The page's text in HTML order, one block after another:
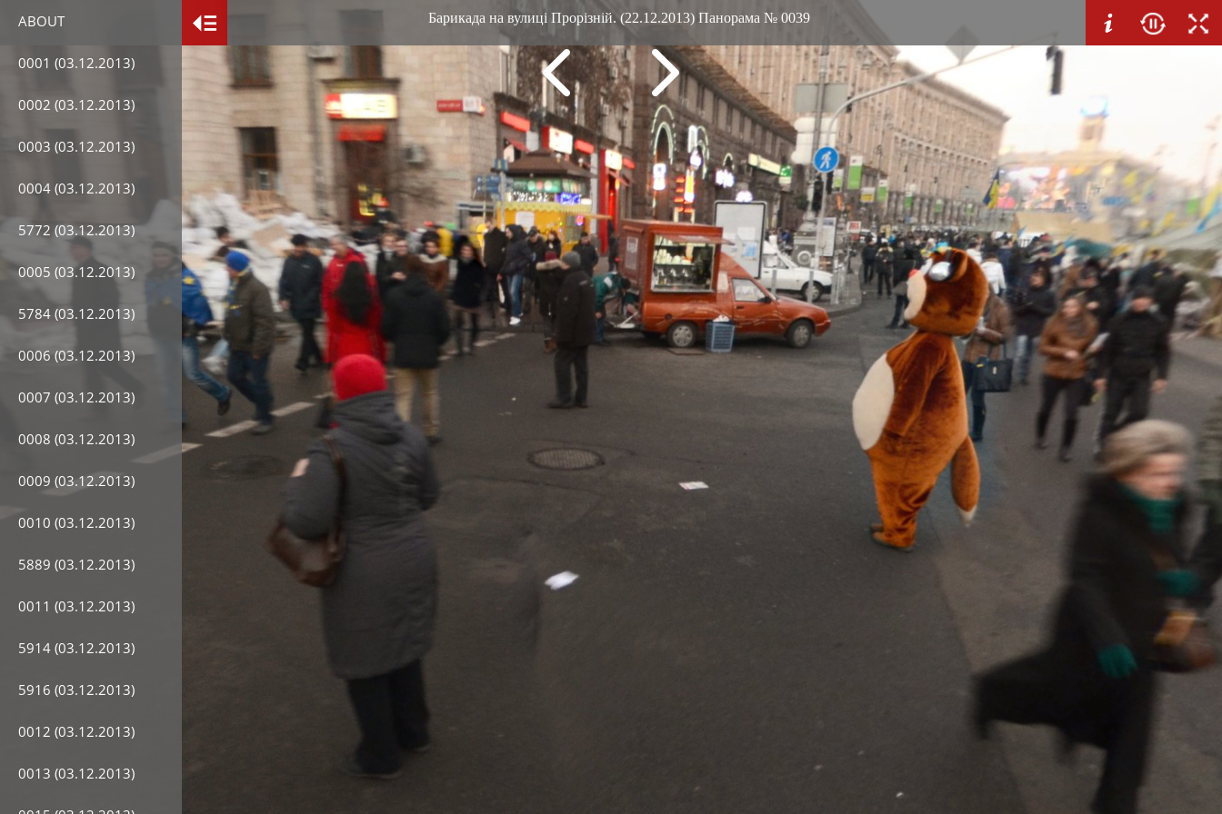
ABOUT
0001 (03.12.2013)
0002 (03.12.2013)
0003 (03.12.2013)
0004 (03.12.2013)
5772 (03.12.2013)
0005 (03.12.2013)
5784 (03.12.2013)
0006 (03.12.2013)
0007 (03.12.2013)
0008 (03.12.2013)
0009 (03.12.2013)
0010 (03.12.2013)
5889 (03.12.2013)
0011 (03.12.2013)
5914 (03.12.2013)
5916 (03.12.2013)
0012 (03.12.2013)
0013 (03.12.2013)
Барикада на вулиці Прорізній. (22.12.2013) Панорама № 0039